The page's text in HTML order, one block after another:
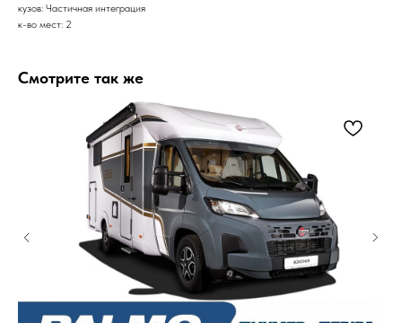
кузов: Частичная интеграция
к-во мест: 2
Смотрите так же